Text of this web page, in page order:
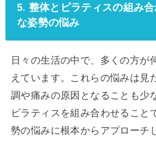
5. 整体とピラティスの組み
な姿勢の悩み
日々の生活の中で、多くの方が
えています。これらの悩みは見
調や痛みの原因となることも少
ピラティスを組み合わせること
勢の悩みに根本からアプローチ